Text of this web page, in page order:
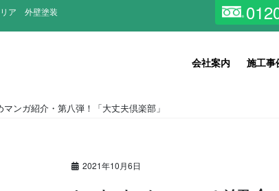
ア 外壁塗装
会社案内 施工事
マンガ紹介・第八弾！「大丈夫倶楽部」
2021年10月6日